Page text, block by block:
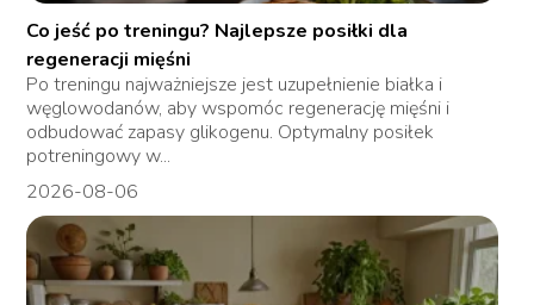
Co jeść po treningu? Najlepsze posiłki dla
regeneracji mięśni
Po treningu najważniejsze jest uzupełnienie białka i
węglowodanów, aby wspomóc regenerację mięśni i
odbudować zapasy glikogenu. Optymalny posiłek
potreningowy w...
2026-08-06